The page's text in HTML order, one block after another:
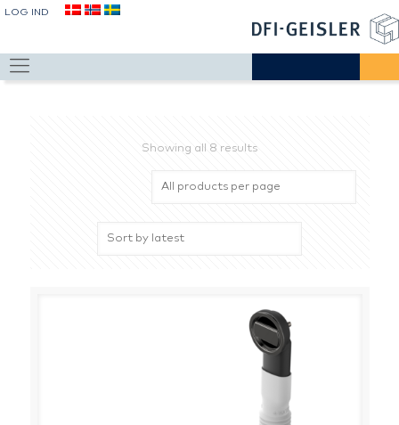
LOG IND
Showing all 8 results